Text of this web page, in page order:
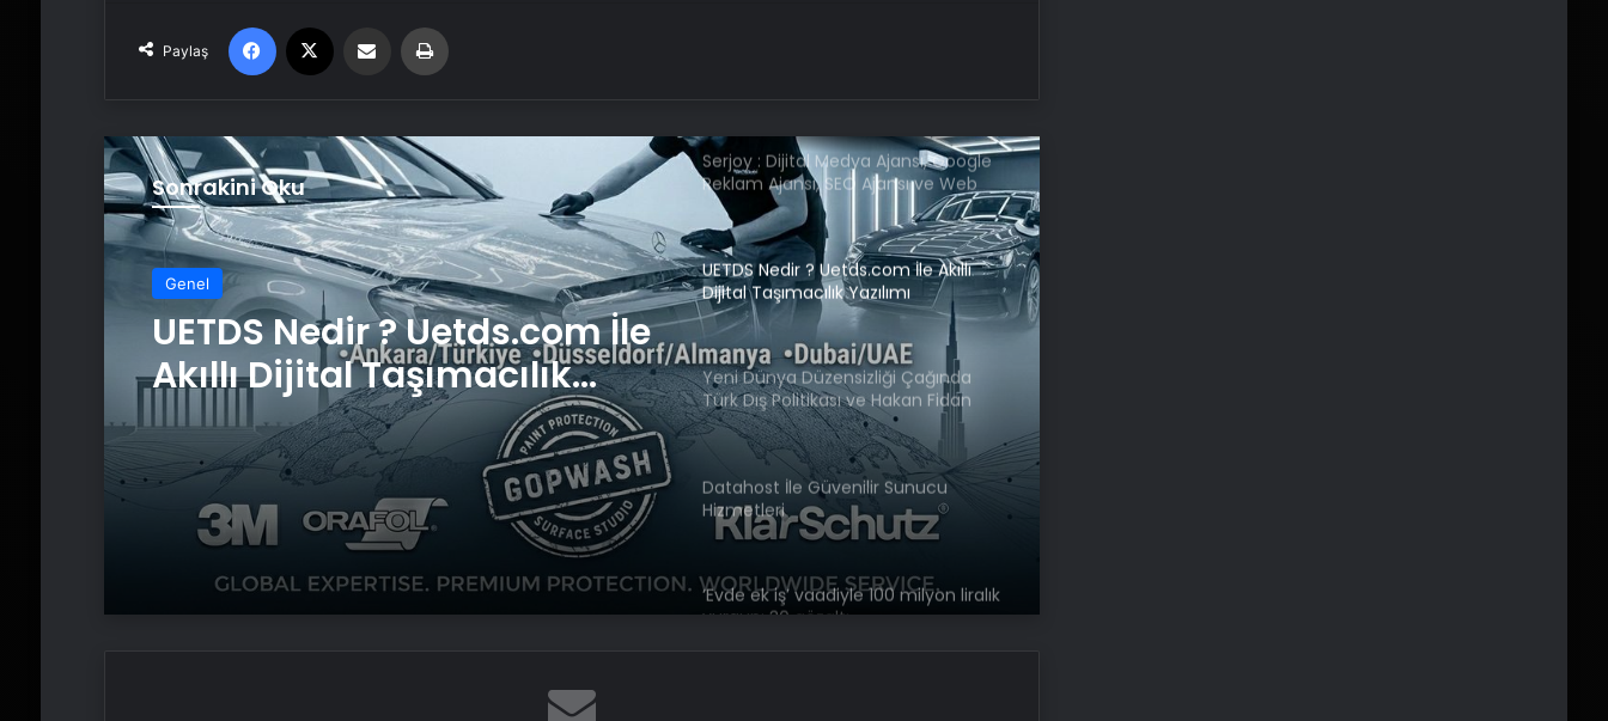
Paylaş
Facebook Email'den paylaş
Sonrakini Oku
Genel
UETDS Nedir ? Uetds.com İle
Akıllı Dijital Taşımacılık
Yazılımı
Serjoy : Dijital Medya Ajansı, Google
Reklam Ajansı, SEO Ajansı ve Web
Tasarım Ajansı
UETDS Nedir ? Uetds.com İle Akıllı
Dijital Taşımacılık Yazılımı
Yeni Dünya Düzensizliği Çağında
Türk Dış Politikası ve Hakan Fidan
Faktörü
Datahost İle Güvenilir Sunucu
Hizmetleri
‘Evde ek iş’ vaadiyle 100 milyon liralık
vurgun: 30 gözaltı